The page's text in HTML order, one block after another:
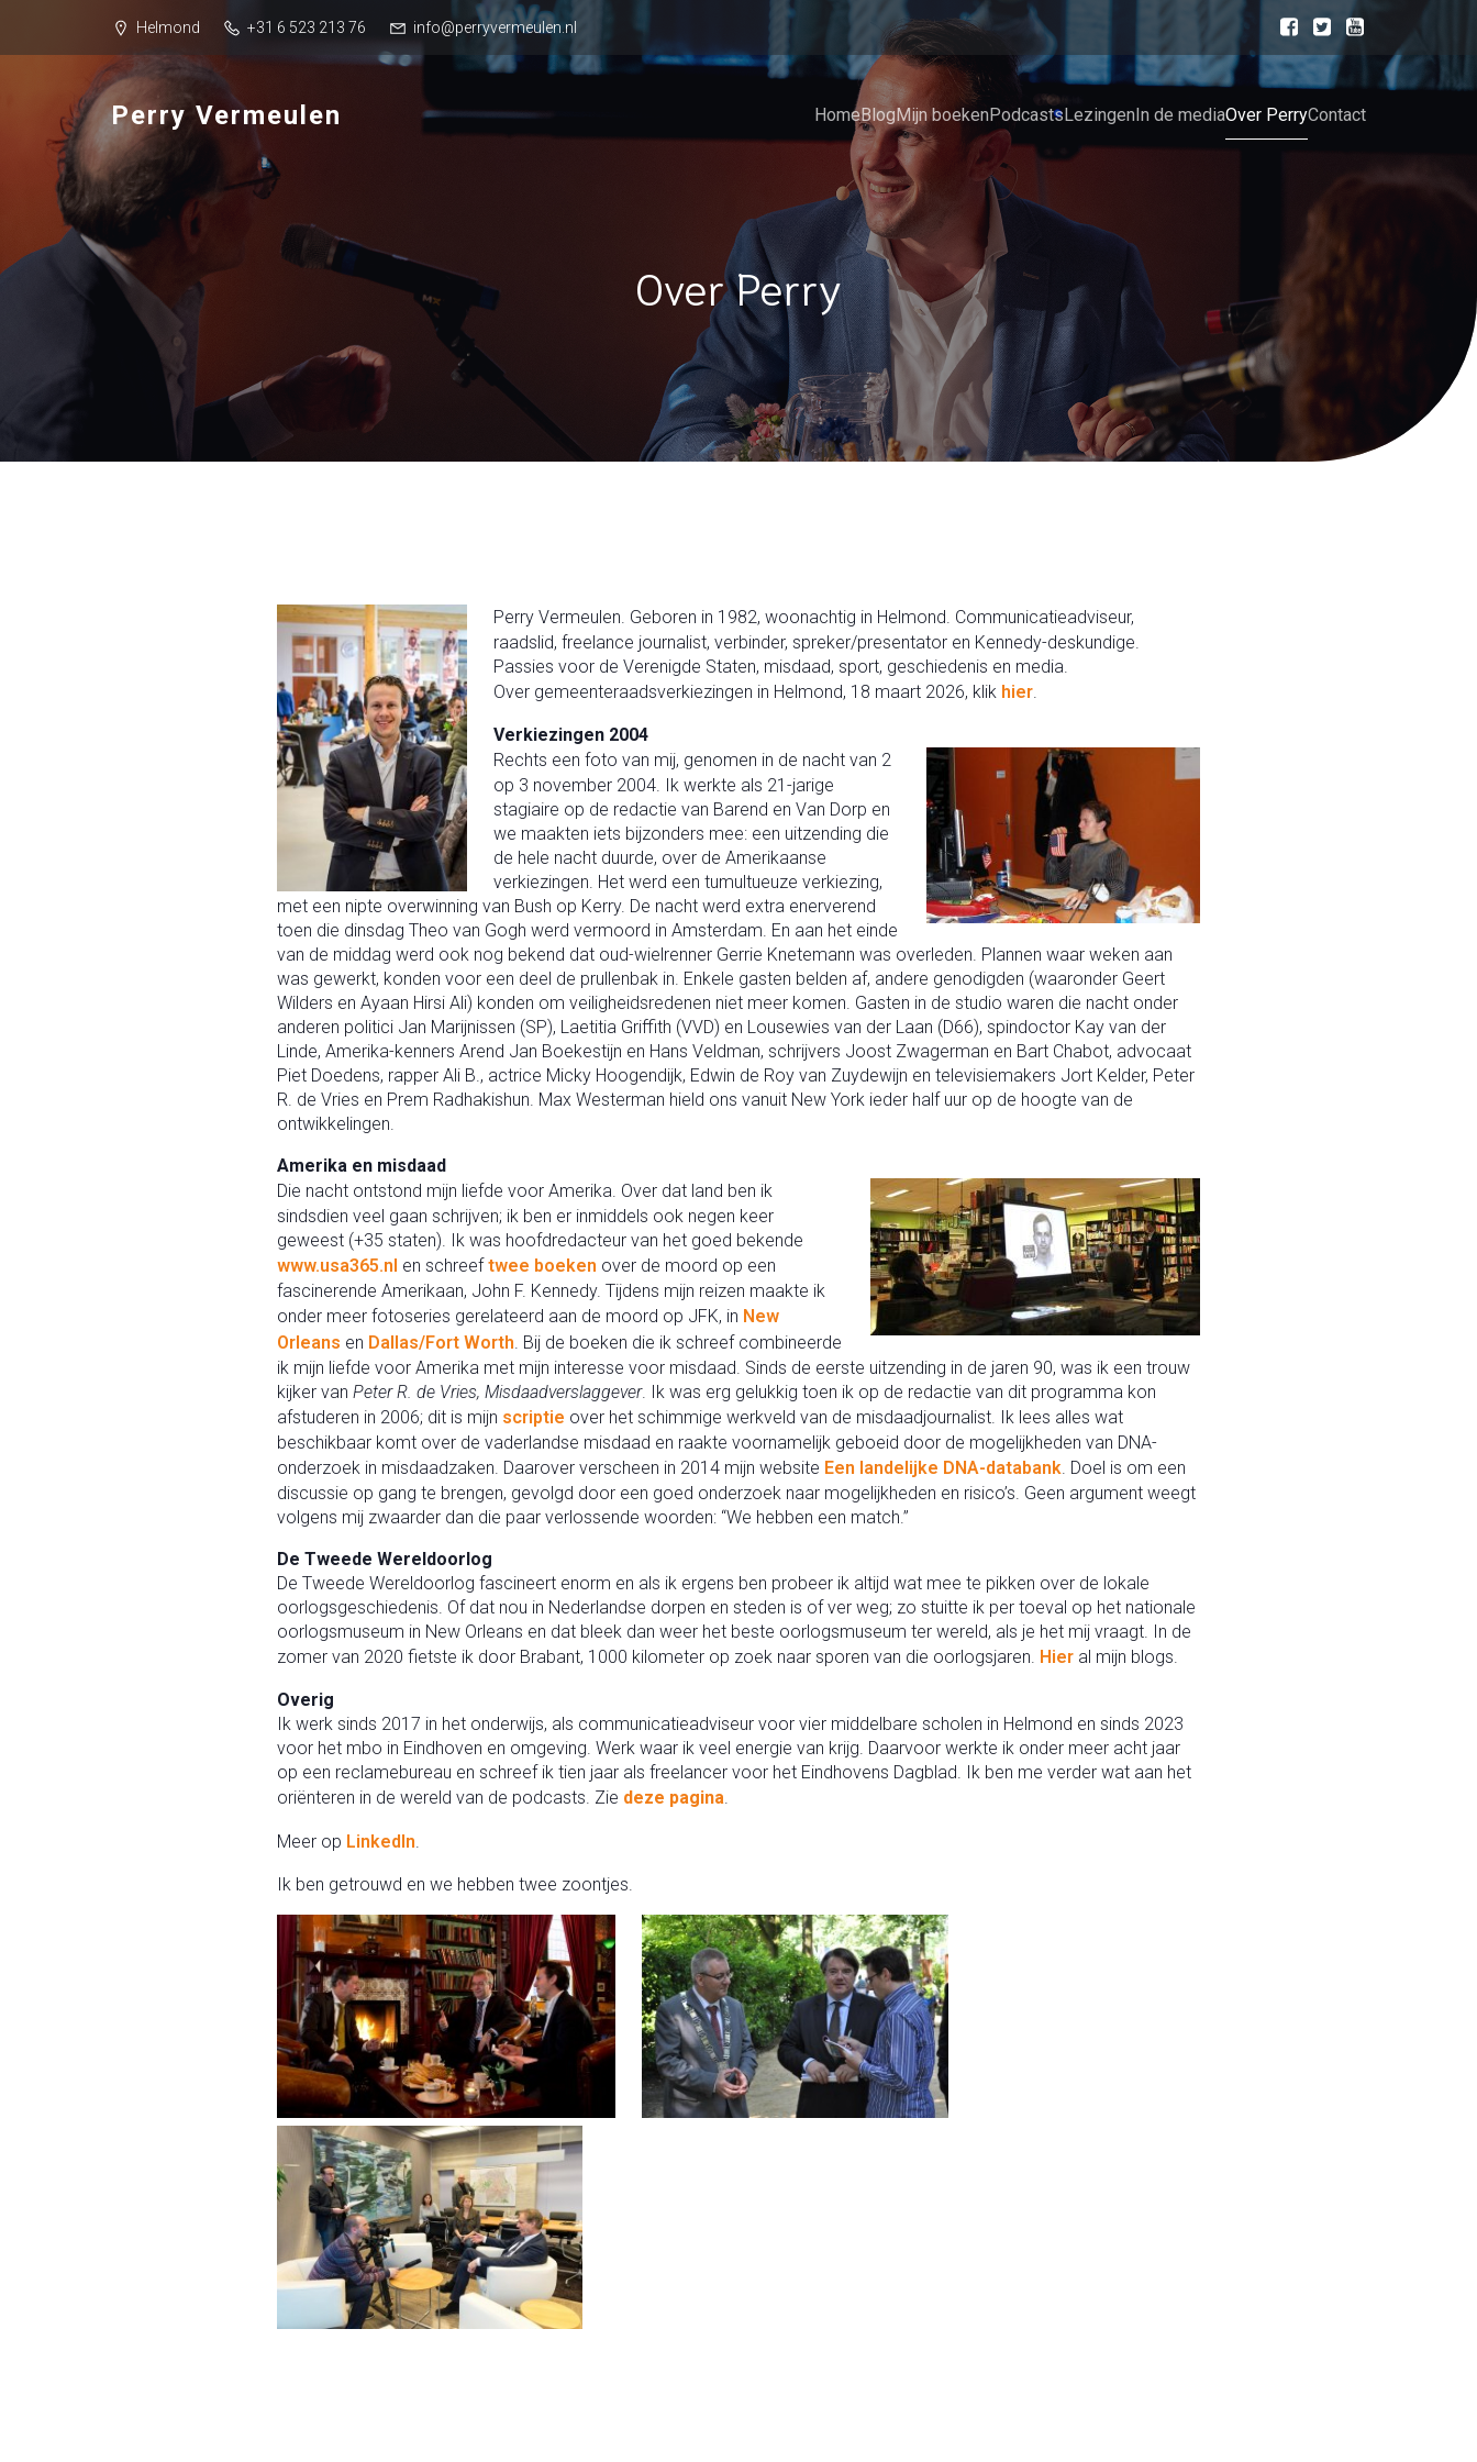
Helmond +31 6 523 213 76 info@perryvermeulen.nl
Perry Vermeulen HomeBlogMijn boekenPodcastsLezingenIn de mediaOver PerryContact
Over Perry
Perry Vermeulen. Geboren in 1982, woonachtig in Helmond. Communicatieadviseur,
raadslid, freelance journalist, verbinder, spreker/presentator en Kennedy-deskundige.
Passies voor de Verenigde Staten, misdaad, sport, geschiedenis en media.
Over gemeenteraadsverkiezingen in Helmond, 18 maart 2026, klik hier.
Verkiezingen 2004
Rechts een foto van mij, genomen in de nacht van 2
op 3 november 2004. Ik werkte als 21-jarige
stagiaire op de redactie van Barend en Van Dorp en
we maakten iets bijzonders mee: een uitzending die
de hele nacht duurde, over de Amerikaanse
verkiezingen. Het werd een tumultueuze verkiezing,
met een nipte overwinning van Bush op Kerry. De nacht werd extra enerverend
toen die dinsdag Theo van Gogh werd vermoord in Amsterdam. En aan het einde
van de middag werd ook nog bekend dat oud-wielrenner Gerrie Knetemann was overleden. Plannen waar weken aan
was gewerkt, konden voor een deel de prullenbak in. Enkele gasten belden af, andere genodigden (waaronder Geert
Wilders en Ayaan Hirsi Ali) konden om veiligheidsredenen niet meer komen. Gasten in de studio waren die nacht onder
anderen politici Jan Marijnissen (SP), Laetitia Griffith (VVD) en Lousewies van der Laan (D66), spindoctor Kay van der
Linde, Amerika-kenners Arend Jan Boekestijn en Hans Veldman, schrijvers Joost Zwagerman en Bart Chabot, advocaat
Piet Doedens, rapper Ali B., actrice Micky Hoogendijk, Edwin de Roy van Zuydewijn en televisiemakers Jort Kelder, Peter
R. de Vries en Prem Radhakishun. Max Westerman hield ons vanuit New York ieder half uur op de hoogte van de
ontwikkelingen.
Amerika en misdaad
Die nacht ontstond mijn liefde voor Amerika. Over dat land ben ik
sindsdien veel gaan schrijven; ik ben er inmiddels ook negen keer
geweest (+35 staten). Ik was hoofdredacteur van het goed bekende
www.usa365.nl en schreeftwee boeken over de moord op een
fascinerende Amerikaan, John F. Kennedy. Tijdens mijn reizen maakte ik
onder meer fotoseries gerelateerd aan de moord op JFK, in New
Orleans en Dallas/Fort Worth. Bij de boeken die ik schreef combineerde
ik mijn liefde voor Amerika met mijn interesse voor misdaad. Sinds de eerste uitzending in de jaren 90, was ik een trouw
kijker van Peter R. de Vries, Misdaadverslaggever. Ik was erg gelukkig toen ik op de redactie van dit programma kon
afstuderen in 2006; dit is mijn scriptie over het schimmige werkveld van de misdaadjournalist. Ik lees alles wat
beschikbaar komt over de vaderlandse misdaad en raakte voornamelijk geboeid door de mogelijkheden van DNA-
onderzoek in misdaadzaken. Daarover verscheen in 2014 mijn website Een landelijke DNA-databank. Doel is om een
discussie op gang te brengen, gevolgd door een goed onderzoek naar mogelijkheden en risico’s. Geen argument weegt
volgens mij zwaarder dan die paar verlossende woorden: “We hebben een match.”
De Tweede Wereldoorlog
De Tweede Wereldoorlog fascineert enorm en als ik ergens ben probeer ik altijd wat mee te pikken over de lokale
oorlogsgeschiedenis. Of dat nou in Nederlandse dorpen en steden is of ver weg; zo stuitte ik per toeval op het nationale
oorlogsmuseum in New Orleans en dat bleek dan weer het beste oorlogsmuseum ter wereld, als je het mij vraagt. In de
zomer van 2020 fietste ik door Brabant, 1000 kilometer op zoek naar sporen van die oorlogsjaren. Hier al mijn blogs.
Overig
Ik werk sinds 2017 in het onderwijs, als communicatieadviseur voor vier middelbare scholen in Helmond en sinds 2023
voor het mbo in Eindhoven en omgeving. Werk waar ik veel energie van krijg. Daarvoor werkte ik onder meer acht jaar
op een reclamebureau en schreef ik tien jaar als freelancer voor het Eindhovens Dagblad. Ik ben me verder wat aan het
oriënteren in de wereld van de podcasts. Zie deze pagina.
Meer op LinkedIn.
Ik ben getrouwd en we hebben twee zoontjes.